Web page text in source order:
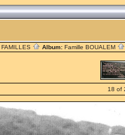
FAMILLES Album: Famille BOUALEM
18 of